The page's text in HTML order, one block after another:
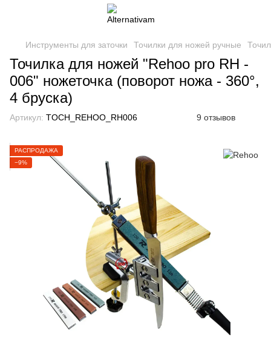
Инструменты для заточки Точилки для ножей ручные
Точилка для ножей "Rehoo pro RH -
006" ножеточка (поворот ножа - 360°,
4 бруска)
Артикул: TOCH_REHOO_RH006 9 отзывов
РАСПРОДАЖА
−9%